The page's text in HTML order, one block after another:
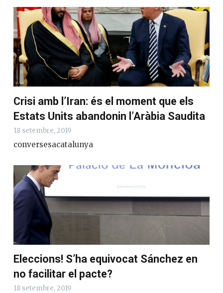
Crisi amb l’Iran: és el moment que els
Estats Units abandonin l’Aràbia Saudita
18 setembre, 2019
conversesacatalunya
Eleccions! S’ha equivocat Sánchez en
no facilitar el pacte?
18 setembre, 2019